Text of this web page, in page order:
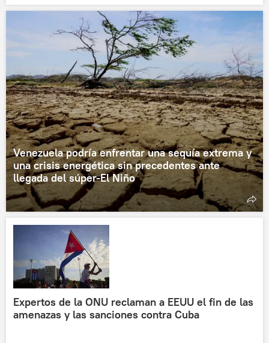
Venezuela podría enfrentar una sequía extrema y
una crisis energética sin precedentes ante
llegada del súper-El Niño
Expertos de la ONU reclaman a EEUU el fin de las
amenazas y las sanciones contra Cuba